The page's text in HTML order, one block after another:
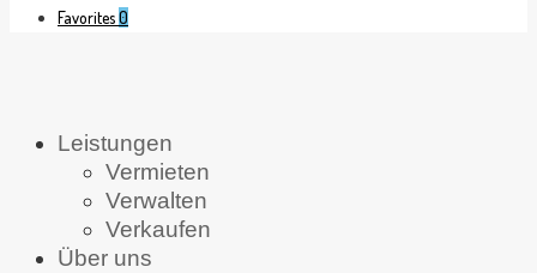
Favorites0
Leistungen
Vermieten
Verwalten
Verkaufen
Über uns